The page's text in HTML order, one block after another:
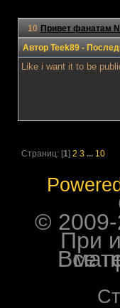
10 Привет фанатам
Автор Teek89-
Like i want it to be
Страниц: [1]2 3 10
Все